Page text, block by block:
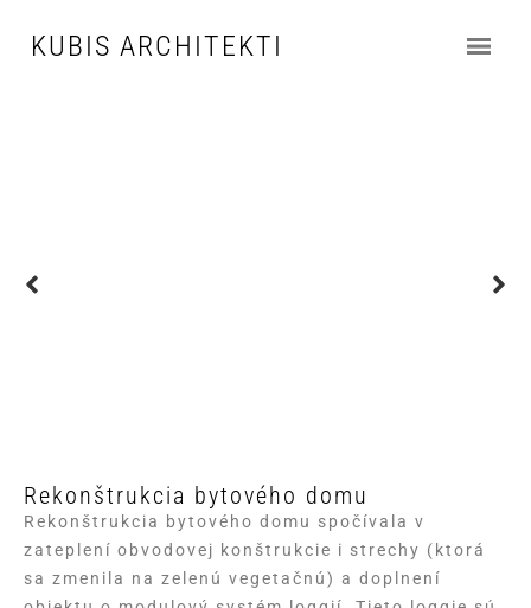
KUBIS ARCHITEKTI
Rekonštrukcia bytového domu
Rekonštrukcia bytového domu spočívala v
zateplení obvodovej konštrukcie i strechy (ktorá
sa zmenila na zelenú vegetačnú) a doplnení